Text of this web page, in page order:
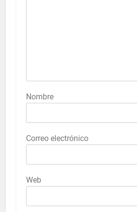
Nombre
Correo electrónico
Web